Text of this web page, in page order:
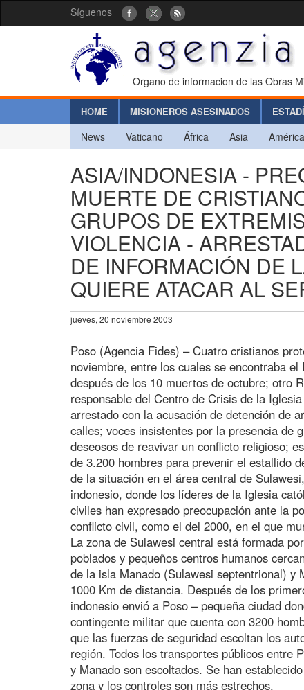
Síguenos
Organo de informacion de las Obras
HOME MISIONEROS ASESINADOS
News Vaticano África Asia América
ASIA/INDONESIA -
MUERTE DE
GRUPOS DE
VIOLENCIA -
DE INFORMACIÓN DE
QUIERE ATACAR AL
jueves, 20 noviembre 2003
Poso (Agencia Fides) – Cuatro cristianos
noviembre, entre los cuales se encontraba
después de los 10 muertos de octubre; otro
responsable del Centro de Crisis de la
arrestado con la acusación de detención de
calles; voces insistentes por la presencia de
deseosos de reavivar un conflicto religioso;
de 3.200 hombres para prevenir el estallido
de la situación en el área central de
indonesio, donde los líderes de la Iglesia
civiles han expresado preocupación ante la
conflicto civil, como el del 2000, en el que
La zona de Sulawesi central está formada
poblados y pequeños centros humanos
de la isla Manado (Sulawesi septentrional) y
1000 Km de distancia. Después de los
indonesio envió a Poso – pequeña ciudad
contingente militar que cuenta con 3200
que las fuerzas de seguridad escoltan los
región. Todos los transportes públicos entre
y Manado son escoltados. Se han
zona y los controles son más estrechos.